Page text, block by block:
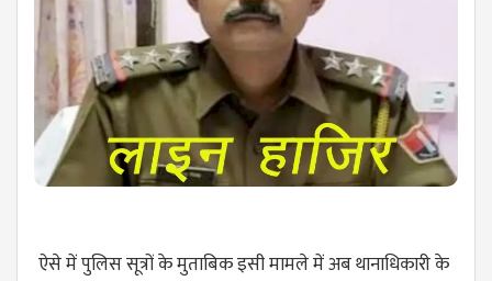
ऐसे में पुलिस सूत्रों के मुताबिक इसी मामले में अब थानाधिकारी के